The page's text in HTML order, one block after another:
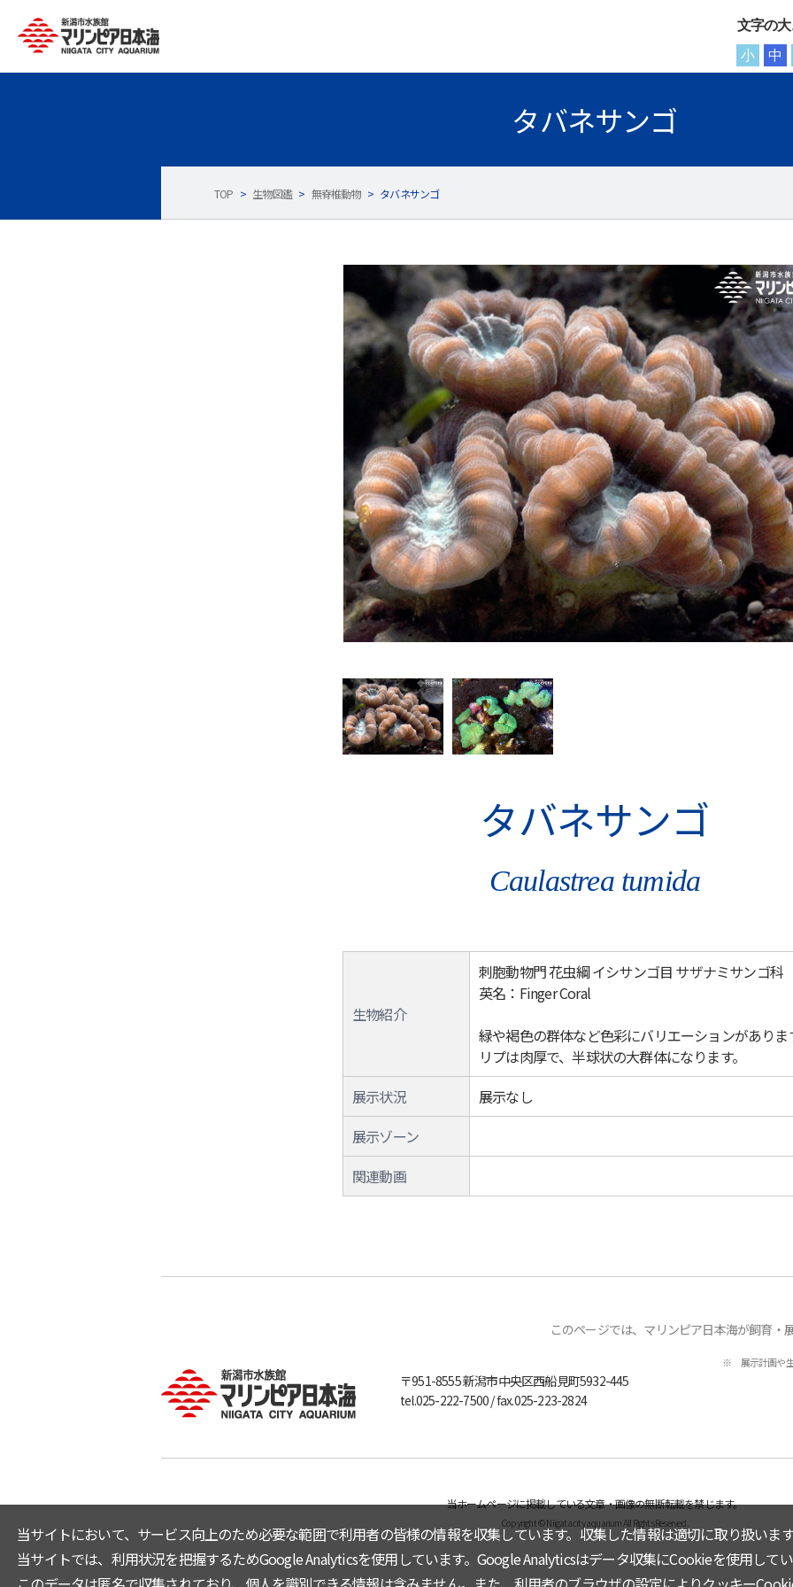
文字の
小
中
タバネサンゴ
TOP > 生物図鑑 > 無脊椎動物 > タバネサンゴ
タバネサンゴ
Caulastrea tumida
生物紹介
刺胞動物門 花虫綱 イシサンゴ目 サザナミサンゴ科
英名：Finger Coral
緑や褐色の群体など色彩にバリエーションがありま
リプは肉厚で、半球状の大群体になります。
展示状況
展示なし
展示ゾーン
関連動画
このページでは、マリンピア日本海が飼育・
※ 展示計画や生
〒951-8555新潟市中央区西船見町5932-445
tel.025-222-7500/ fax.025-223-2824
当ホームページに掲載している文章・画像の無断転載を禁じます。
Copyright © Niigata city aquarium All Rights Reserved.
当サイトにおいて、サービス向上のため必要な範囲で利用者の皆様の情報を収集しています。収集した情報は適切に取り扱いま
当サイトでは、利用状況を把握するためGoogle Analyticsを使用しています。Google Analyticsはデータ収集にCookieを使用して